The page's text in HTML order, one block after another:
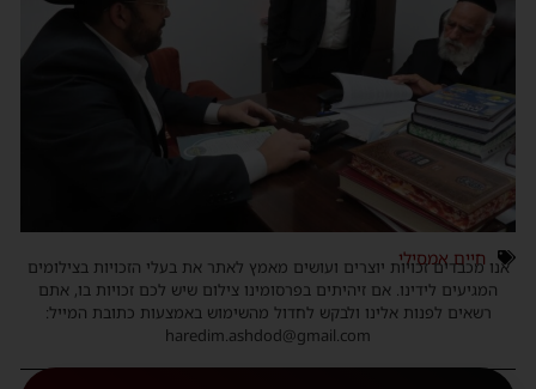
חיים אמסילי
אנו מכבדים זכויות יוצרים ועושים מאמץ לאתר את בעלי הזכויות בצילומים
המגיעים לידינו. אם זיהיתים בפרסומינו צילום שיש לכם זכויות בו, אתם
רשאים לפנות אלינו ולבקש לחדול מהשימוש באמצעות כתובת המייל:
haredim.ashdod@gmail.com